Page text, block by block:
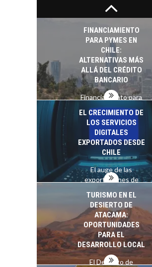
como factor
FINANCIAMIENTO
PARA PYMES EN
CHILE:
ALTERNATIVAS MÁS
ALLÁ DEL CRÉDITO
BANCARIO
Financiamiento para
pymes en Chile:
alternativas que
trascienden el
crédito…
EL CRECIMIENTO DE
LOS SERVICIOS
DIGITALES
EXPORTADOS DESDE
CHILE
El auge de las
exportaciones de
Chile:…
TURISMO EN EL
DESIERTO DE
ATACAMA:
OPORTUNIDADES
PARA EL
DESARROLLO LOCAL
El Desierto de